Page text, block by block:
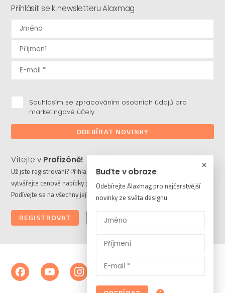
Buďte v obraze
Odebírejte Alaxmag pro nejčerstvější
novinky ze světa designu
Přihlásit se k newsletteru Alaxmag
Souhlasím se zpracováním osobních údajů pro
marketingové účely.
ODEBÍRAT NOVINKY
Vítejte v Profizóně!
Už jste registrovaní? Přihlaste se a stahujte potřebné soubory či
vytvářejte cenové nabídky pro vaše klienty. Ještě nejste členem?
Podívejte se na všechny její výhody a registrujte se ještě dnes.
REGISTROVAT PŘIHLÁSIT